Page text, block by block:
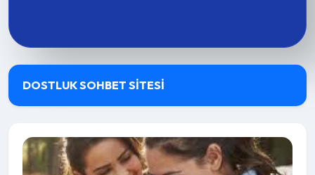
DOSTLUK SOHBET SITESI